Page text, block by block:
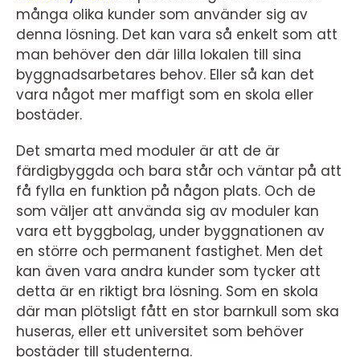
många olika kunder som använder sig av
denna lösning. Det kan vara så enkelt som att
man behöver den där lilla lokalen till sina
byggnadsarbetares behov. Eller så kan det
vara något mer maffigt som en skola eller
bostäder.
Det smarta med moduler är att de är
färdigbyggda och bara står och väntar på att
få fylla en funktion på någon plats. Och de
som väljer att använda sig av moduler kan
vara ett byggbolag, under byggnationen av
en större och permanent fastighet. Men det
kan även vara andra kunder som tycker att
detta är en riktigt bra lösning. Som en skola
där man plötsligt fått en stor barnkull som ska
huseras, eller ett universitet som behöver
bostäder till studenterna.